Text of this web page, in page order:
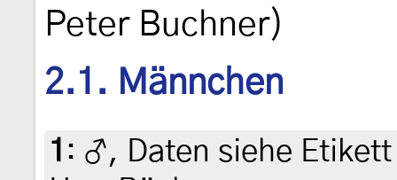
Peter Buchner)
2.1. Männchen
1 : ♂, Daten siehe